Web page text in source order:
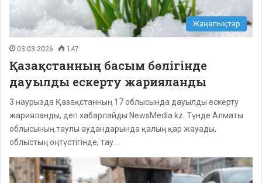
Жаңалықтар
03.03.2026 147
Қазақстанның басым бөлігінде
дауылды ескерту жарияланды
3 наурызда Қазақстанның 17 облысында дауылды ескерту
жарияланды, деп хабарлайды NewsMedia.kz. Түнде Алматы
облысының таулы аудандарында қалың қар жауады,
облыстың оңтүстігінде, тау…